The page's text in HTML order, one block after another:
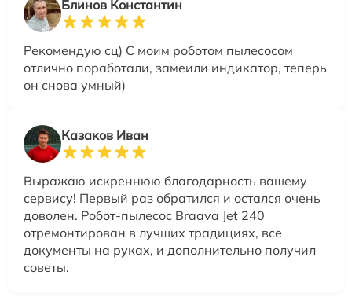
Блинов Константин
Рекомендую сц) С моим роботом пылесосом
отлично поработали, замеили индикатор, теперь
он снова умный)
Казаков Иван
Выражаю искреннюю благодарность вашему
сервису! Первый раз обратился и остался очень
доволен. Робот-пылесос Braava Jet 240
отремонтирован в лучших традициях, все
документы на руках, и дополнительно получил
советы.